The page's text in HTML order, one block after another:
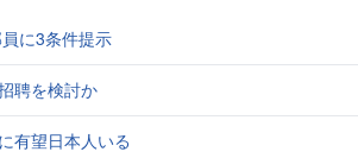
に3条件提示
聘を検討か
有望日本人いる